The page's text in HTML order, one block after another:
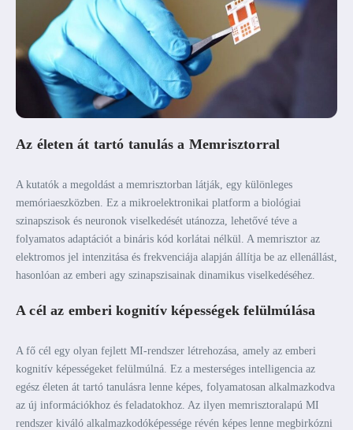
Az életen át tartó tanulás a Memrisztorral
A kutatók a megoldást a memrisztorban látják, egy különleges
memóriaeszközben. Ez a mikroelektronikai platform a biológiai
szinapszisok és neuronok viselkedését utánozza, lehetővé téve a
folyamatos adaptációt a bináris kód korlátai nélkül. A memrisztor az
elektromos jel intenzitása és frekvenciája alapján állítja be az ellenállást,
hasonlóan az emberi agy szinapszisainak dinamikus viselkedéséhez.
A cél az emberi kognitív képességek felülmúlása
A fő cél egy olyan fejlett MI-rendszer létrehozása, amely az emberi
kognitív képességeket felülmúlná. Ez a mesterséges intelligencia az
egész életen át tartó tanulásra lenne képes, folyamatosan alkalmazkodva
az új információkhoz és feladatokhoz. Az ilyen memrisztoralapú MI
rendszer kiváló alkalmazkodóképessége révén képes lenne megbirkózni